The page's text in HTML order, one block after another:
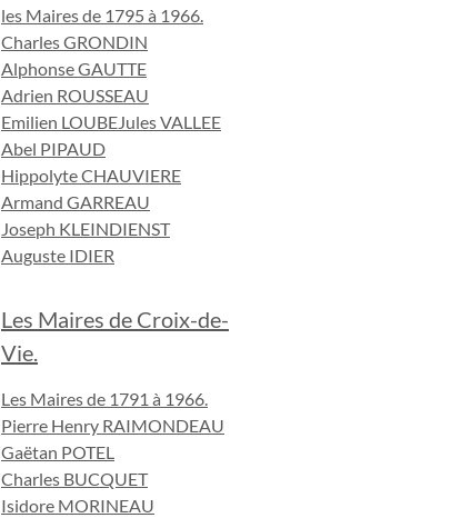
les Maires de 1795 à 1966.
Charles GRONDIN
Alphonse GAUTTE
Adrien ROUSSEAU
Emilien LOUBEJules VALLEE
Abel PIPAUD
Hippolyte CHAUVIERE
Armand GARREAU
Joseph KLEINDIENST
Auguste IDIER
Les Maires de Croix-de-
Vie.
Les Maires de 1791 à 1966.
Pierre Henry RAIMONDEAU
Gaëtan POTEL
Charles BUCQUET
Isidore MORINEAU